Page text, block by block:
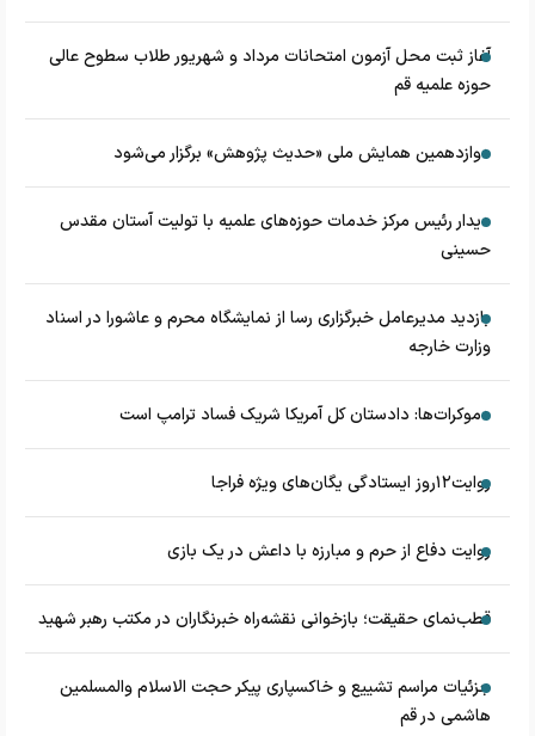
آغاز ثبت محل آزمون امتحانات مرداد و شهریور طلاب سطوح عالی
حوزه علمیه قم
دوازدهمین همایش ملی «حدیث‌ پژوهش» برگزار می‌شود
دیدار رئیس مرکز خدمات حوزه‌های علمیه با تولیت آستان مقدس
حسینی
بازدید مدیرعامل خبرگزاری رسا از نمایشگاه محرم و عاشورا در اسناد
وزارت خارجه
دموکرات‌ها: دادستان کل آمریکا شریک فساد ترامپ است
روایت۱۲روز ایستادگی یگان‌های ویژه فراجا
روایت دفاع از حرم و مبارزه با داعش در یک بازی
قطب‌نمای حقیقت؛ بازخوانی نقشه‌راه خبرنگاران در مکتب رهبر شهید
جزئیات مراسم تشییع و خاکسپاری پیکر حجت الاسلام والمسلمین
هاشمی در قم